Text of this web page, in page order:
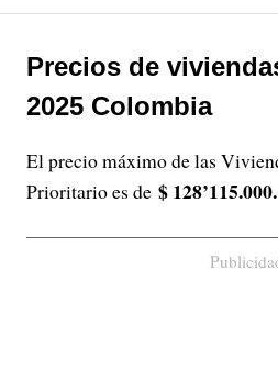
Precios de
2025 Colombia
El precio máximo de las
Prioritario es de $ 128’115.000.